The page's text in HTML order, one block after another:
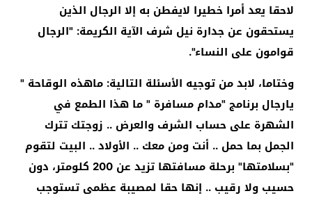
لاحقا يعد أمرا خطيرا لايفطن به إلا الرجال الذين
يستحقون عن جدارة نيل شرف الآية الكريمة: "الرجال
قوامون على النساء".
وختاما، لابد من توجيه الأسئلة التالية: ماهذه الوقاحة "
يارجال برنامج "مدام مسافرة " ما هذا الطمع في
الشهرة على حساب الشرف والعرض .. زوجتك تترك
الجمل بما حمل .. أنت ومن معك .. الأولاد .. البيت لتقوم
"بسلامتها" برحلة مسافتها تزيد عن 200 كلومتر، دون
حسيب ولا رقيب .. إنها حقا لمصيبة عظمى تستوجب